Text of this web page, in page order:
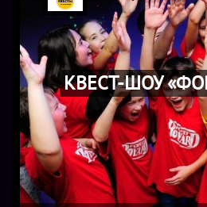
КВЕСТ-ШОУ